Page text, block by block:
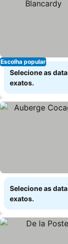
Escolha popular
Selecione as
exatos.
Selecione as
exatos.